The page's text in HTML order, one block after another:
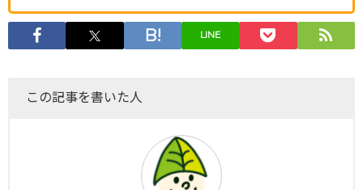
LINE
この記事を書いた人